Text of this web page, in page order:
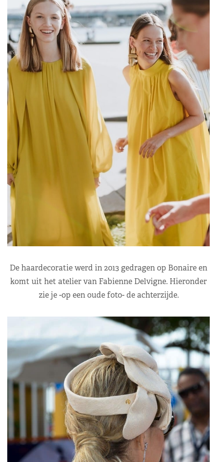
De haardecoratie werd in 2013 gedragen op Bonaire en
komt uit het atelier van Fabienne Delvigne. Hieronder
zie je -op een oude foto- de achterzijde.